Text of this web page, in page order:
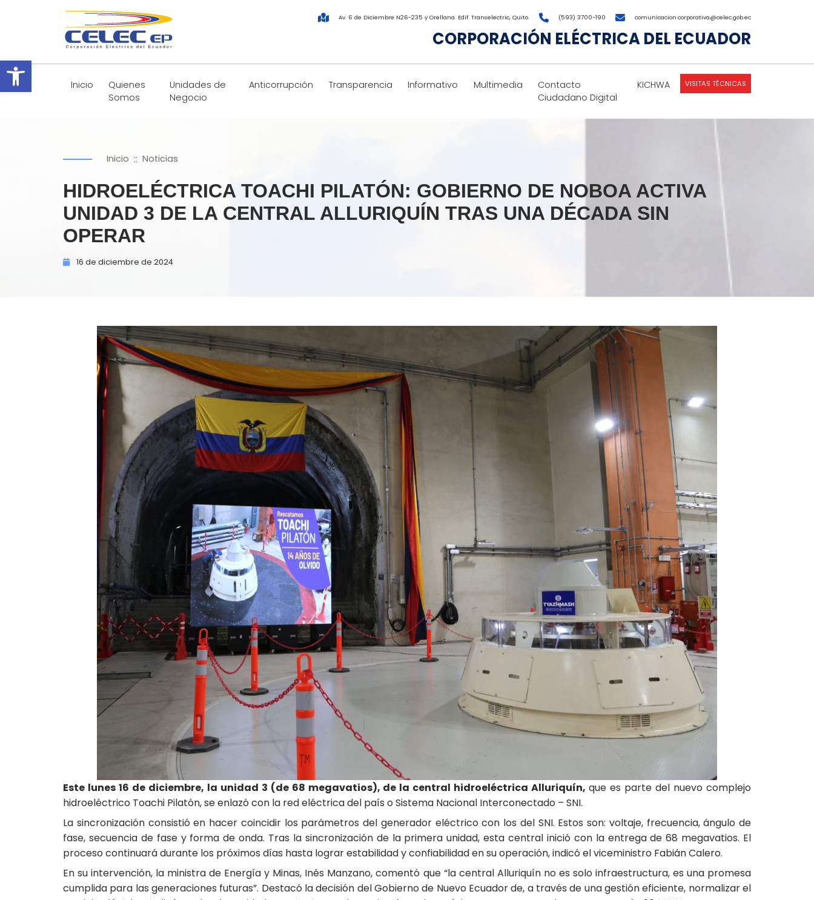
Abrir barra de herramientas
Av. 6 de Diciembre N26-235 y Orellana. Edif. Transelectric, Quito. (593) 3700-190 comunicacion.corporativa@celec.gob.ec
CORPORACIÓN ELÉCTRICA DEL ECUADOR
Inicio
Quienes
Somos
Unidades de
Negocio
Anticorrupción Transparencia Informativo Multimedia
Contacto
Ciudadano Digital
KICHWA VISITAS TÉCNICAS
Inicio :: Noticias
HIDROELÉCTRICA TOACHI PILATÓN: GOBIERNO DE NOBOA ACTIVA
UNIDAD 3 DE LA CENTRAL ALLURIQUÍN TRAS UNA DÉCADA SIN
OPERAR
16 de diciembre de 2024
Este lunes 16 de diciembre, la unidad 3 (de 68 megavatios), de la central hidroeléctrica Alluriquín,que es parte del nuevo complejo
hidroeléctrico Toachi Pilatón, se enlazó con la red eléctrica del país o Sistema Nacional Interconectado – SNI.
La sincronización consistió en hacer coincidir los parámetros del generador eléctrico con los del SNI. Estos son: voltaje, frecuencia, ángulo de
fase, secuencia de fase y forma de onda. Tras la sincronización de la primera unidad, esta central inició con la entrega de 68 megavatios. El
proceso continuará durante los próximos días hasta lograr estabilidad y confiabilidad en su operación, indicó el viceministro Fabián Calero.
En su intervención, la ministra de Energía y Minas, Inés Manzano, comentó que “la central Alluriquín no es solo infraestructura, es una promesa
cumplida para las generaciones futuras”. Destacó la decisión del Gobierno de Nuevo Ecuador de, a través de una gestión eficiente, normalizar el